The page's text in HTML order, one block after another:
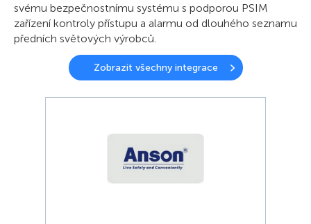
svému bezpečnostnímu systému s podporou PSIM
zařízení kontroly přístupu a alarmu od dlouhého seznamu
předních světových výrobců.
Zobrazit všechny integrace